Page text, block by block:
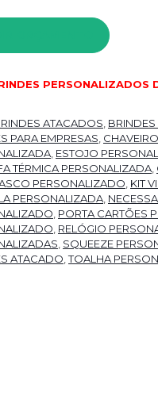
PERSONALIZADOS
ATACADOS,
PARA EMPRESAS,
, ESTOJO
TÉRMICA PERSONALIZADA,
PERSONALIZADO, KIT
PERSONALIZADA,
, PORTA CARTÕES
, RELÓGIO
, SQUEEZE
ATACADO,TOALHA